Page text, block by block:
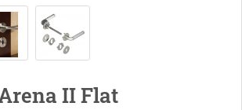
II Flat